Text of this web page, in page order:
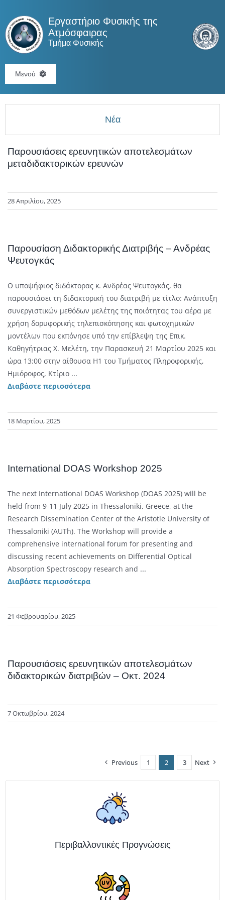
content
Εργαστήριο Φυσικής της
Ατμόσφαιρας
Τμήμα Φυσικής
Μενού
ΑΡΧΙΚΗ
ΕΡΕΥΝΑ
ΥΠΗΡΕΣΙΕΣ
Νέα
Παρουσιάσεις ερευνητικών αποτελεσμάτων
μεταδιδακτορικών ερευνών
28 Απριλίου, 2025
Παρουσίαση Διδακτορικής Διατριβής – Ανδρέας
Ψευτογκάς
O υποψήφιος διδάκτορας κ. Ανδρέας Ψευτογκάς, θα
παρουσιάσει τη διδακτορική του διατριβή με τίτλο: Ανάπτυξη
συνεργιστικών μεθόδων μελέτης της ποιότητας του αέρα με
χρήση δορυφορικής τηλεπισκόπησης και φωτοχημικών
μοντέλων που εκπόνησε υπό την επίβλεψη της Επικ.
Καθηγήτριας Χ. Μελέτη, την Παρασκευή 21 Μαρτίου 2025 και
ώρα 13:00 στην αίθουσα Η1 του Τμήματος Πληροφορικής,
Ημιόροφος, Κτίριο...
Διαβάστε περισσότερα
18 Μαρτίου, 2025
International DOAS Workshop 2025
Τhe next International DOAS Workshop (DOAS 2025) will be
held from 9-11 July 2025 in Thessaloniki, Greece, at the
Research Dissemination Center of the Aristotle University of
Thessaloniki (AUTh). The Workshop will provide a
comprehensive international forum for presenting and
discussing recent achievements on Differential Optical
Absorption Spectroscopy research and ...
Διαβάστε περισσότερα
21 Φεβρουαρίου, 2025
Παρουσιάσεις ερευνητικών αποτελεσμάτων
διδακτορικών διατριβών – Οκτ. 2024
7 Οκτωβρίου, 2024
Previous 1 2 3 Next
Περιβαλλοντικές Προγνώσεις